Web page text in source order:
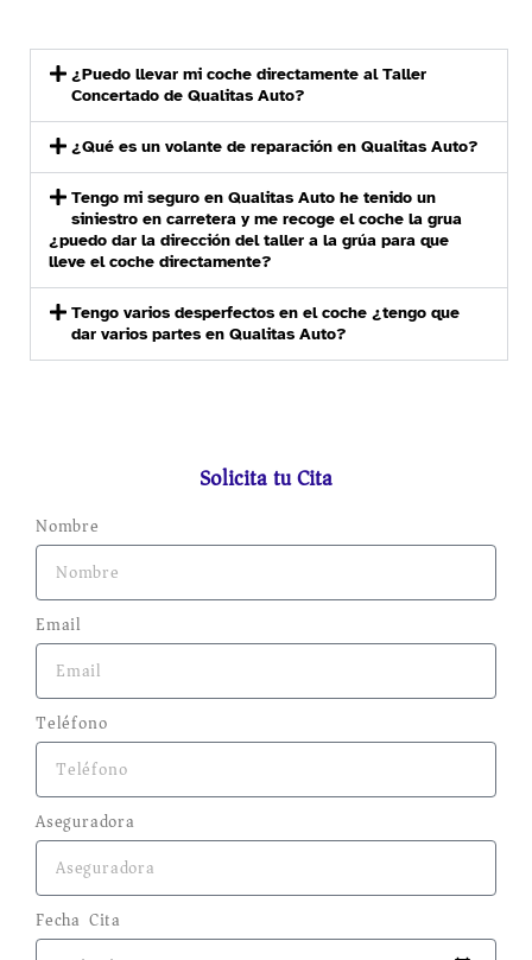
¿Puedo llevar mi coche directamente al Taller
Concertado de Qualitas Auto?
¿Qué es un volante de reparación en Qualitas Auto?
Tengo mi seguro en Qualitas Auto he tenido un
siniestro en carretera y me recoge el coche la grua
¿puedo dar la dirección del taller a la grúa para que
lleve el coche directamente?
Tengo varios desperfectos en el coche ¿tengo que
dar varios partes en Qualitas Auto?
Solicita tu Cita
Nombre
Email
Teléfono
Aseguradora
Fecha Cita